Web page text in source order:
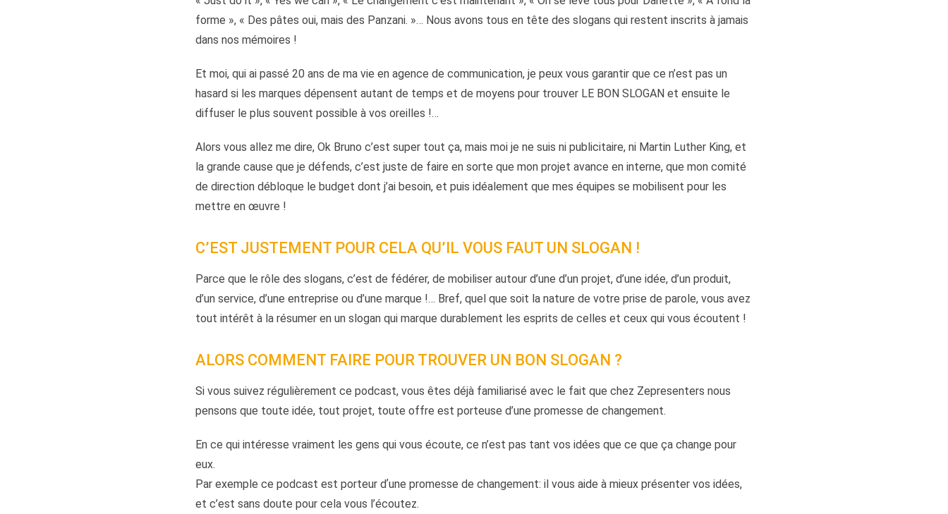
forme », « Des pâtes oui, mais des Panzani. »… Nous avons tous en tête des slogans qui restent inscrits à jamais
dans nos mémoires !
Et moi, qui ai passé 20 ans de ma vie en agence de communication, je peux vous garantir que ce n’est pas un
hasard si les marques dépensent autant de temps et de moyens pour trouver LE BON SLOGAN et ensuite le
diffuser le plus souvent possible à vos oreilles !…
Alors vous allez me dire, Ok Bruno c’est super tout ça, mais moi je ne suis ni publicitaire, ni Martin Luther King, et
la grande cause que je défends, c’est juste de faire en sorte que mon projet avance en interne, que mon comité
de direction débloque le budget dont j’ai besoin, et puis idéalement que mes équipes se mobilisent pour les
mettre en œuvre !
C’EST JUSTEMENT POUR CELA QU’IL VOUS FAUT UN SLOGAN !
Parce que le rôle des slogans, c’est de fédérer, de mobiliser autour d’une d’un projet, d’une idée, d’un produit,
d’un service, d’une entreprise ou d’une marque !… Bref, quel que soit la nature de votre prise de parole, vous avez
tout intérêt à la résumer en un slogan qui marque durablement les esprits de celles et ceux qui vous écoutent !
ALORS COMMENT FAIRE POUR TROUVER UN BON SLOGAN ?
Si vous suivez régulièrement ce podcast, vous êtes déjà familiarisé avec le fait que chez Zepresenters nous
pensons que toute idée, tout projet, toute offre est porteuse d’une promesse de changement.
En ce qui intéresse vraiment les gens qui vous écoute, ce n’est pas tant vos idées que ce que ça change pour
eux.
Par exemple ce podcast est porteur dʼune promesse de changement: il vous aide à mieux présenter vos idées,
et c’est sans doute pour cela vous l’écoutez.